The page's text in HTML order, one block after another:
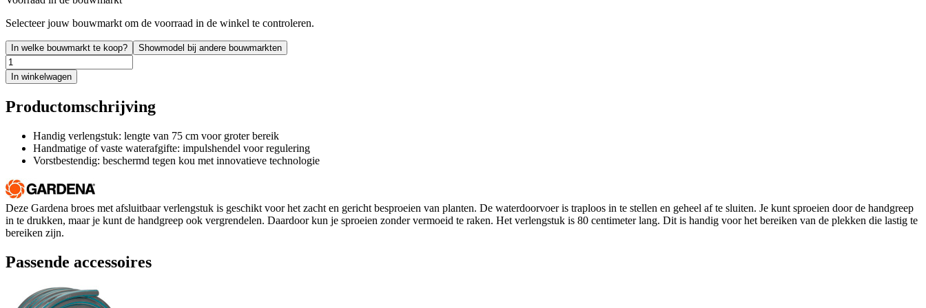
Selecteer jouw bouwmarkt om de voorraad in de winkel te controleren.
In welke bouwmarkt te koop? Showmodel bij andere bouwmarkten
In winkelwagen
Productomschrijving
Handig verlengstuk: lengte van 75 cm voor groter bereik
Handmatige of vaste waterafgifte: impulshendel voor regulering
Vorstbestendig: beschermd tegen kou met innovatieve technologie
Deze Gardena broes met afsluitbaar verlengstuk is geschikt voor het zacht en gericht besproeien van planten. De waterdoorvoer is traploos in te stellen en geheel af te sluiten. Je kunt sproeien door de handgreep
in te drukken, maar je kunt de handgreep ook vergrendelen. Daardoor kun je sproeien zonder vermoeid te raken. Het verlengstuk is 80 centimeter lang. Dit is handig voor het bereiken van de plekken die lastig te
bereiken zijn.
Passende accessoires